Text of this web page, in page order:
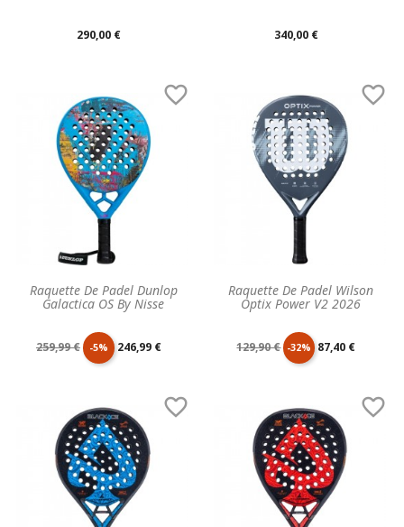
Prix
290,00 € Prix
340,00 €
Raquette De Padel Dunlop
Galactica OS By Nisse

Prix
base
259,99 € -5% Prix
246,99 €
Raquette De Padel Wilson
Optix Power V2 2026

Prix
base
129,90 € -32% Prix
87,40 €
 